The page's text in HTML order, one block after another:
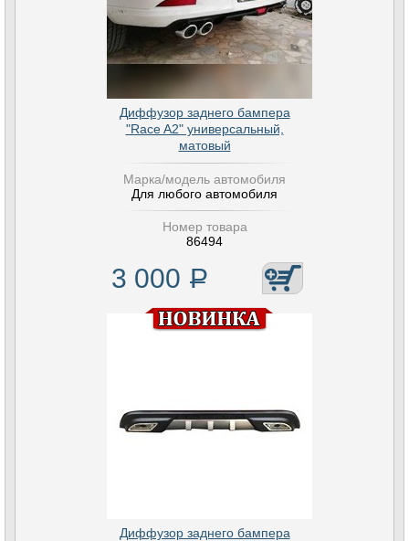
Диффузор заднего бампера
"Race A2" универсальный,
матовый
Марка/модель автомобиля
Для любого автомобиля
Номер товара
86494
3 000 Р
Диффузор заднего бампера